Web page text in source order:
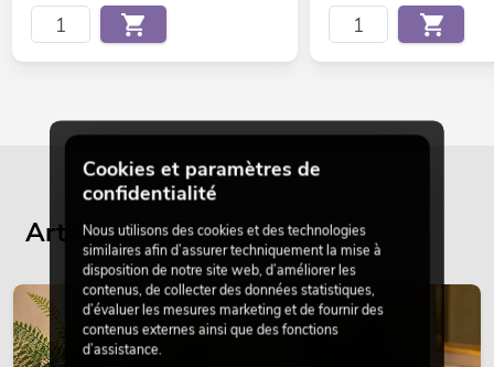
Articles de blog actuels
DÉCORATION
Cookies et paramètres de
confidentialité
Nous utilisons des cookies et des technologies
similaires afin d’assurer techniquement la mise à
disposition de notre site web, d’améliorer les
contenus, de collecter des données statistiques,
d’évaluer les mesures marketing et de fournir des
contenus externes ainsi que des fonctions
d’assistance.